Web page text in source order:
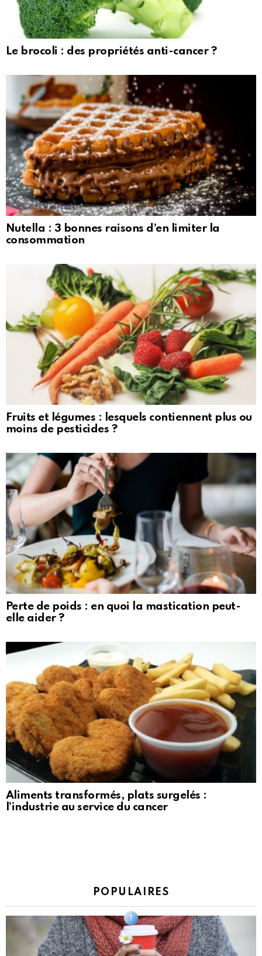
Le brocoli : des propriétés anti-cancer ?
Nutella : 3 bonnes raisons d’en limiter la
consommation
Fruits et légumes : lesquels contiennent plus ou
moins de pesticides ?
Perte de poids : en quoi la mastication peut-
elle aider ?
Aliments transformés, plats surgelés :
l’industrie au service du cancer
POPULAIRES